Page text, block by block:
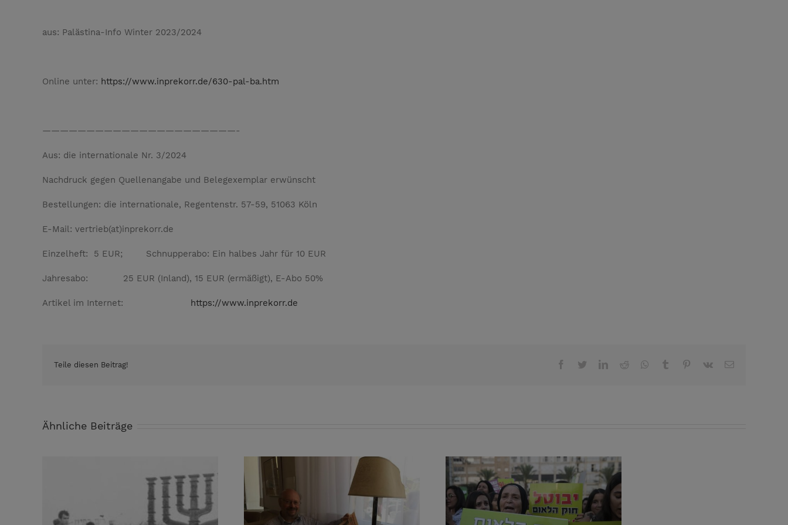
aus: Palästina-Info Winter 2023/2024
Online unter: https://www.inprekorr.de/630-pal-ba.htm
——————————————————————-
Aus: die internationale Nr. 3/2024
Nachdruck gegen Quellenangabe und Belegexemplar erwünscht
Bestellungen: die internationale, Regentenstr. 57-59, 51063 Köln
E-Mail: vertrieb(at)inprekorr.de
Einzelheft: 5 EUR; Schnupperabo: Ein halbes Jahr für 10 EUR
Jahresabo: 25 EUR (Inland), 15 EUR (ermäßigt), E-Abo 50%
Artikel im Internet: https://www.inprekorr.de
Teile diesen Beitrag! FacebookTwitterLinkedIn
Reddit Whatsapp
Tumblr Pinterest
Vk Email
Ähnliche Beiträge